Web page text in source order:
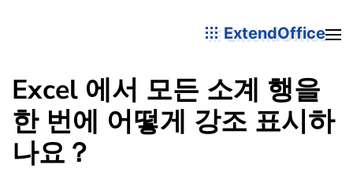
ExtendOffice
Excel 에서 모든 소계 행을
한 번에 어떻게 강조 표시하
나요？